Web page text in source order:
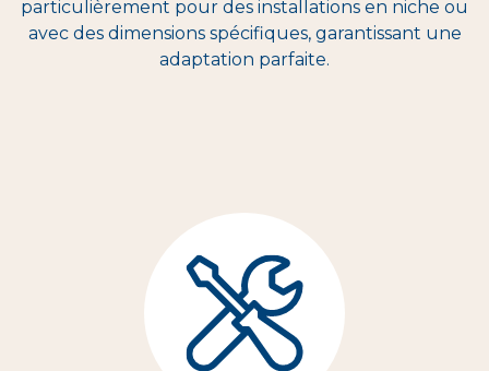
particulièrement pour des installations en niche ou
avec des dimensions spécifiques, garantissant une
adaptation parfaite.